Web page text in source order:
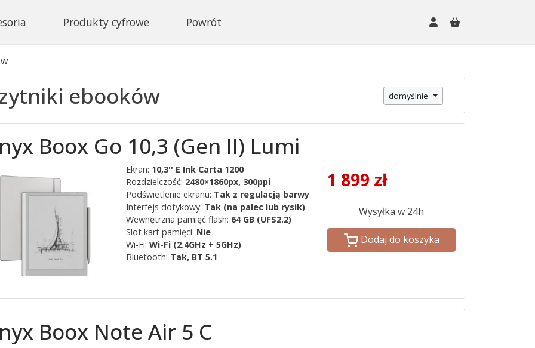
Produkty cyfrowe Powrót
ebooków domyślnie
Boox Go 10,3 (Gen II) Lumi
Ekran: 10,3'' E Ink Carta 1200
Rozdzielczość: 2480×1860px, 300ppi
Podświetlenie ekranu: Tak z regulacją barwy
Interfejs dotykowy: Tak (na palec lub rysik)
Wewnętrzna pamięć flash: 64 GB (UFS2.2)
Slot kart pamięci: Nie
Wi-Fi: Wi-Fi (2.4GHz + 5GHz)
Bluetooth: Tak, BT 5.1
1 899 zł
Wysyłka w 24h
Dodaj do koszyka
Boox Note Air 5 C